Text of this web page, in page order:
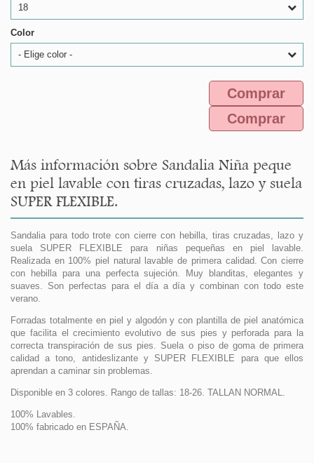
18
Color
- Elige color -
Comprar
Comprar
Más información sobre Sandalia Niña peque
en piel lavable con tiras cruzadas, lazo y suela
SUPER FLEXIBLE.
Sandalia para todo trote con cierre con hebilla, tiras cruzadas, lazo y
suela SUPER FLEXIBLE para niñas pequeñas en piel lavable.
Realizada en 100% piel natural lavable de primera calidad. Con cierre
con hebilla para una perfecta sujeción. Muy blanditas, elegantes y
suaves. Son perfectas para el día a día y combinan con todo este
verano.
Forradas totalmente en piel y algodón y con plantilla de piel anatómica
que facilita el crecimiento evolutivo de sus pies y perforada para la
correcta transpiración de sus pies. Suela o piso de goma de primera
calidad a tono, antideslizante y SUPER FLEXIBLE para que ellos
aprendan a caminar sin problemas.
Disponible en 3 colores. Rango de tallas: 18-26. TALLAN NORMAL.
100% Lavables.
100% fabricado en ESPAÑA.